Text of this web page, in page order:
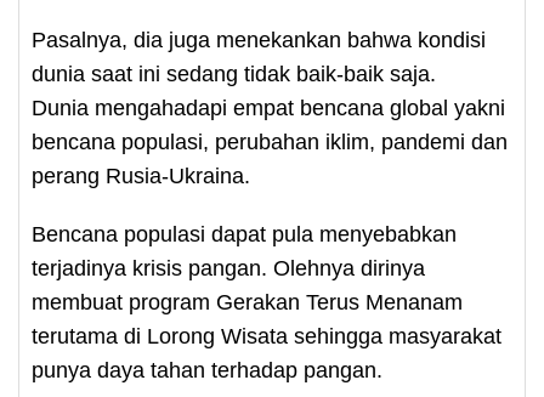
Pasalnya, dia juga menekankan bahwa kondisi
dunia saat ini sedang tidak baik-baik saja.
Dunia mengahadapi empat bencana global yakni
bencana populasi, perubahan iklim, pandemi dan
perang Rusia-Ukraina.
Bencana populasi dapat pula menyebabkan
terjadinya krisis pangan. Olehnya dirinya
membuat program Gerakan Terus Menanam
terutama di Lorong Wisata sehingga masyarakat
punya daya tahan terhadap pangan.